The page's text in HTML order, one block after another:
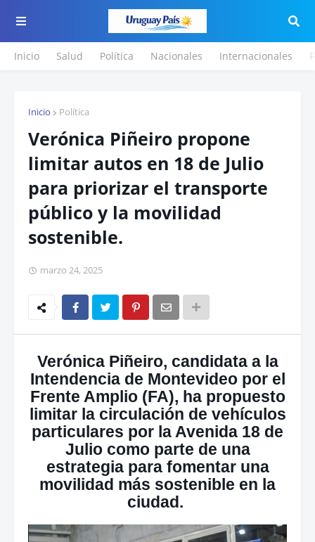
Inicio Salud Política Nacionales Internacionales
Inicio Política
Verónica Piñeiro propone
limitar autos en 18 de Julio
para priorizar el transporte
público y la movilidad
sostenible.
marzo 24, 2025
Verónica Piñeiro, candidata a la
Intendencia de Montevideo por el
Frente Amplio (FA), ha propuesto
limitar la circulación de vehículos
particulares por la Avenida 18 de
Julio como parte de una
estrategia para fomentar una
movilidad más sostenible en la
ciudad.